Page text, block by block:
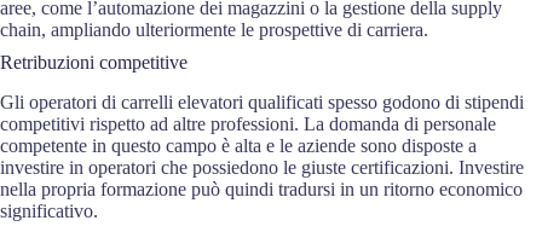
aree, come l’automazione dei magazzini o la gestione della supply
chain, ampliando ulteriormente le prospettive di carriera.
Retribuzioni competitive
Gli operatori di carrelli elevatori qualificati spesso godono di stipendi
competitivi rispetto ad altre professioni. La domanda di personale
competente in questo campo è alta e le aziende sono disposte a
investire in operatori che possiedono le giuste certificazioni. Investire
nella propria formazione può quindi tradursi in un ritorno economico
significativo.